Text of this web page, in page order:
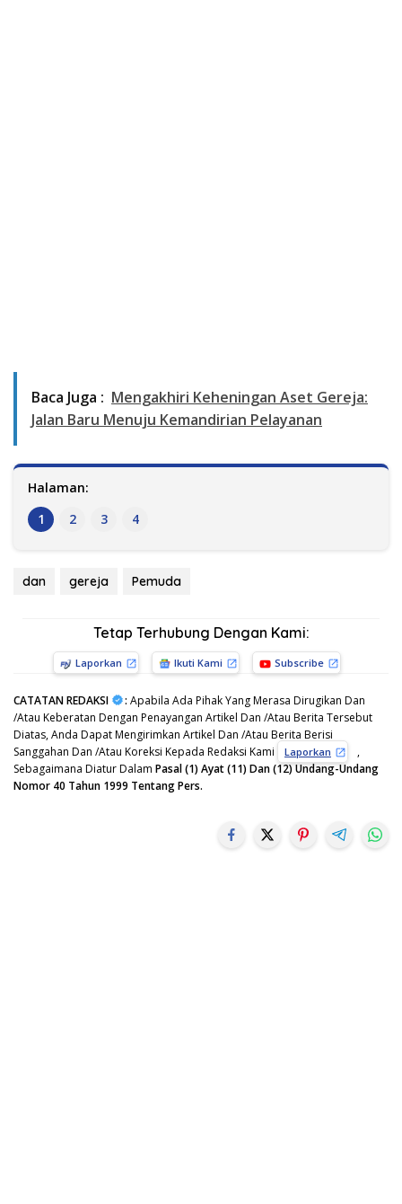
Baca Juga : Mengakhiri Keheningan Aset Gereja:
Jalan Baru Menuju Kemandirian Pelayanan
Halaman:
1
2 3 4
dan gereja Pemuda
Tetap Terhubung Dengan Kami:
Laporkan Ikuti Kami Subscribe
CATATAN REDAKSI : Apabila Ada Pihak Yang Merasa Dirugikan Dan
/Atau Keberatan Dengan Penayangan Artikel Dan /Atau Berita Tersebut
Diatas, Anda Dapat Mengirimkan Artikel Dan /Atau Berita Berisi
Sanggahan Dan /Atau Koreksi Kepada Redaksi Kami
Laporkan
,
Sebagaimana Diatur Dalam Pasal (1) Ayat (11) Dan (12) Undang-Undang
Nomor 40 Tahun 1999 Tentang Pers.